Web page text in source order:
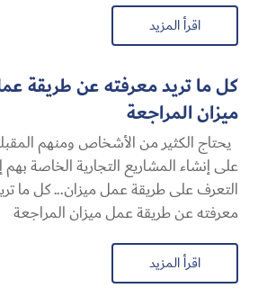
اقرأ المزيد
كل ما تريد معرفته عن طريقة
ميزان المراجعة
يحتاج الكثير من الأشخاص ومنهم
على إنشاء المشاريع التجارية الخاصة بهم
التعرف على طريقة عمل ميزان... كل ما
معرفته عن طريقة عمل ميزان المراجعة
اقرأ المزيد